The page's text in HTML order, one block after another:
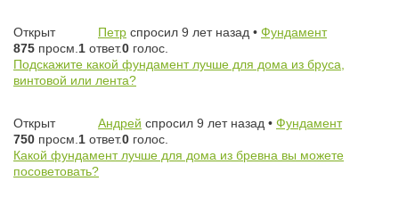
Открыт Петр спросил 9 лет назад • Фундамент
875 просм.1 ответ.0 голос.
Подскажите какой фундамент лучше для дома из бруса,
винтовой или лента?
Открыт Андрей спросил 9 лет назад • Фундамент
750 просм.1 ответ.0 голос.
Какой фундамент лучше для дома из бревна вы можете
посоветовать?